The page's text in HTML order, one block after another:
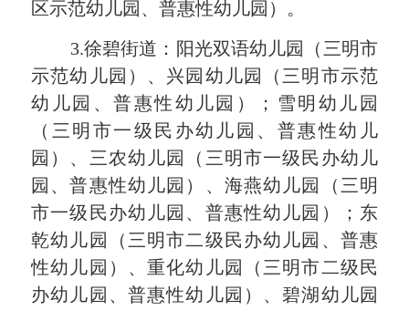
区示范幼儿园、普惠性幼儿园）。
3.徐碧街道：阳光双语幼儿园（三明市
示范幼儿园）、兴园幼儿园（三明市示范
幼儿园、普惠性幼儿园）；雪明幼儿园
（三明市一级民办幼儿园、普惠性幼儿
园）、三农幼儿园（三明市一级民办幼儿
园、普惠性幼儿园）、海燕幼儿园（三明
市一级民办幼儿园、普惠性幼儿园）；东
乾幼儿园（三明市二级民办幼儿园、普惠
性幼儿园）、重化幼儿园（三明市二级民
办幼儿园 、 普惠性幼儿园）、碧湖幼儿园